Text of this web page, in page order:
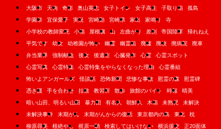
大阪市
天狗 奇形 奥山英志 女子トイレ 女子高生 子取り箱
孤島
学園祭
宜保愛子 実況 宮崎勤 宮崎県 家出 家鳴り
寺
小学校の教師変死
小箱 屋根裏 山 左曲がり 差別 帝国陸軍
帰れねえ
平気です
幼女 幼稚園が怖い 幽霊 幽霊船 廃墟 廃校 廃病院
廃車
弁当業界
強制献血 後女 後遺症 心臓発作 心霊
心霊スポット
心霊写真
心霊特集 心霊特集をやらなくなった理由
心霊番組
怖いよアンガールズ
怪談話 恐怖新聞 悲惨な事故 慰霊の森
慰霊碑
憑き護
手を合わせ 拉致 教習所 散歩 旅館のバイト 時報
晴美
暗い山田、明るい山田
暴力団 有名人 朝鮮人 木箱 未熟児
未解決
未解決事件
末期がん 末期がんからの復活 東京都内の島 東北
枕
柳原尋美
根絶やし 梶原一騎 検索してはいけない 横浜援交
正20面体